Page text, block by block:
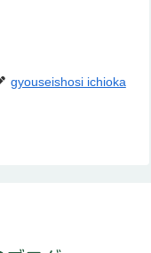
gyouseishosi ichioka